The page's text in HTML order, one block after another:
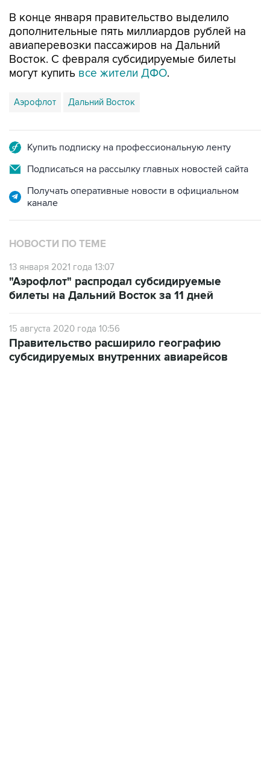
В конце января правительство выделило
дополнительные пять миллиардов рублей на
авиаперевозки пассажиров на Дальний
Восток. С февраля субсидируемые билеты
могут купить все жители ДФО.
Аэрофлот Дальний Восток
Купить подписку на профессиональную ленту
Подписаться на рассылку главных новостей сайта
Получать оперативные новости в официальном
канале
НОВОСТИ ПО ТЕМЕ
13 января 2021 года 13:07
"Аэрофлот" распродал субсидируемые
билеты на Дальний Восток за 11 дней
15 августа 2020 года 10:56
Правительство расширило географию
субсидируемых внутренних авиарейсов